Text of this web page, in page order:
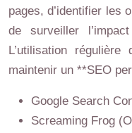
pages, d’identifier les
de surveiller
L’utilisation
maintenir un **SEO
Google Search
Screaming Frog